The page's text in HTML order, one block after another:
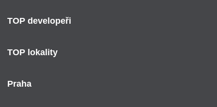
TOP developeři
TOP lokality
Praha